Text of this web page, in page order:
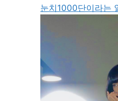
눈치1000단이라는